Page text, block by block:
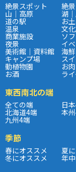
絶景スポット 絶
山｜高原 湖
道の駅 お
温泉 文
商業施設 ソ
夜景 イ
美術館｜資料館 海鮮
キャンプ場 ス
動植物園 お肉
お酒 ラ
東西南北の端
全ての端 日
北海道4端 本
九州4端
季節
春にオススメ 夏
冬にオススメ 年